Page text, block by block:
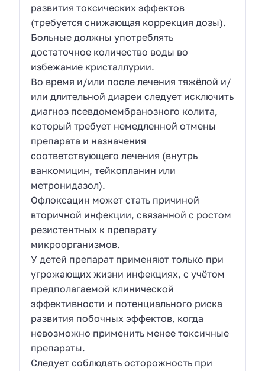
развития токсических эффектов
(требуется снижающая коррекция дозы).
Больные должны употреблять
достаточное количество воды во
избежание кристаллурии.
Во время и/или после лечения тяжёлой и/
или длительной диареи следует исключить
диагноз псевдомембранозного колита,
который требует немедленной отмены
препарата и назначения
соответствующего лечения (внутрь
ванкомицин, тейкопланин или
метронидазол).
Офлоксацин может стать причиной
вторичной инфекции, связанной с ростом
резистентных к препарату
микроорганизмов.
У детей препарат применяют только при
угрожающих жизни инфекциях, с учётом
предполагаемой клинической
эффективности и потенциального риска
развития побочных эффектов, когда
невозможно применить менее токсичные
препараты.
Cледует соблюдать осторожность при